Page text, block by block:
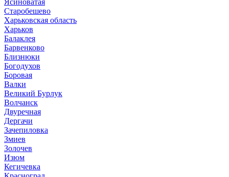
Ясиноватая
Старобешево
Харьковская область
Харьков
Балаклея
Барвенково
Близнюки
Богодухов
Боровая
Валки
Великий Бурлук
Волчанск
Двуречная
Дергачи
Зачепиловка
Змиев
Золочев
Изюм
Кегичевка